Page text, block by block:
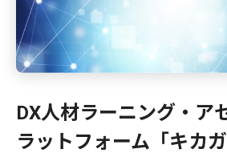
DX人材ラーニング・ア
ラットフォーム「キカ